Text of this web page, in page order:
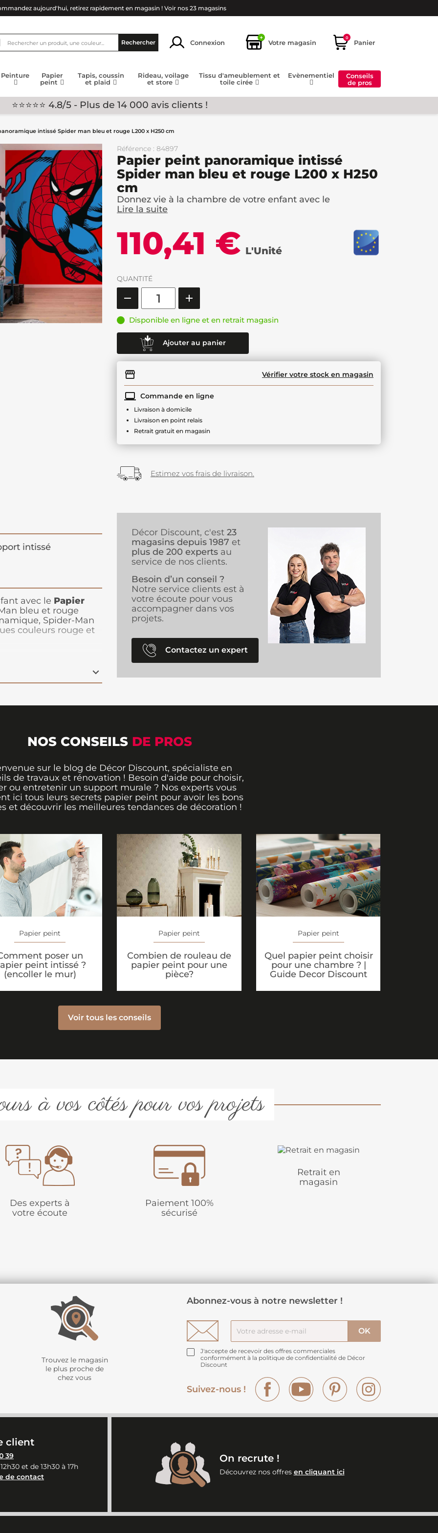
aujourd'hui, retirez rapidement en magasin ! Voir nos 23 magasins
Rechercher Connexion
+
Votre magasin
0
Panier
Peinture
Papier
peint
Tapis, coussin
et plaid
Rideau, voilage
et store
Tissu d'ameublement et
toile cirée
Evènementiel
Conseils
de pros
⭐⭐⭐⭐⭐ 4.8/5 - Plus de 14 000 avis clients !
intissé Spider man bleu et rouge L200 x H250 cm
Référence : 84897
Papier peint panoramique intissé
Spider man bleu et rouge L200 x H250
cm
Donnez vie à la chambre de votre enfant avec le
Lire la suite
110,41 € L'Unité
QUANTITÉ
Disponible en ligne et en retrait magasin
Ajouter au panier
Vérifier votre stock en magasin
Commande en ligne
Livraison à domicile
Livraison en point relais
Retrait gratuit en magasin
Estimez vos frais de livraison.
intissé
avec le Papier
bleu et rouge
Spider-Man
couleurs rouge et
de placer leur super-
Facile à poser
courage et l'héroïsme
Décor Discount, c'est 23
magasins depuis 1987 et
plus de 200 experts au
service de nos clients.
Besoin d’un conseil ?
Notre service clients est à
votre écoute pour vous
accompagner dans vos
projets.
Contactez un expert
NOS CONSEILS DE PROS
sur le blog de Décor Discount, spécialiste en
de travaux et rénovation ! Besoin d'aide pour choisir,
ou entretenir un support murale ? Nos experts vous
ici tous leurs secrets papier peint pour avoir les bons
et découvrir les meilleures tendances de décoration !
Papier peint
poser un
peint intissé ?
(encoller le mur)
Papier peint
Combien de rouleau de
papier peint pour une
pièce?
Papier peint
Quel papier peint choisir
pour une chambre ? |
Guide Decor Discount
Voir tous les conseils
à vos côtés pour vos projets
Des experts à
votre écoute
Paiement 100%
sécurisé
Retrait en
magasin
Trouvez le magasin
le plus proche de
chez vous
Abonnez-vous à notre newsletter !
J'accepte de recevoir des offres commerciales
conformément à la politique de confidentialité de Décor
Discount
Suivez-nous !
Facebook YouTube Pinterest
client
39
et de 13h30 à 17h
de contact
On recrute !
Découvrez nos offres en cliquant ici